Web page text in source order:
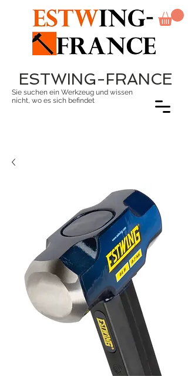
ESTWING-FRANCE
Sie suchen ein Werkzeug und wissen
nicht, wo es sich befindet